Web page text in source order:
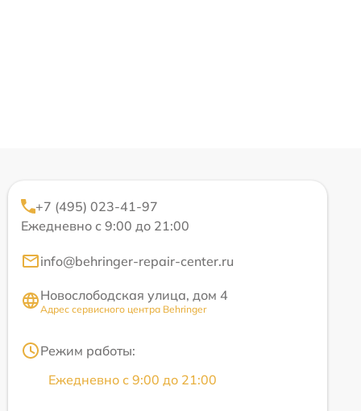
+7 (495) 023-41-97
Ежедневно с 9:00 до 21:00
info@behringer-repair-center.ru
Новослободская улица, дом 4
Адрес сервисного центра Behringer
Режим работы:
Ежедневно с 9:00 до 21:00